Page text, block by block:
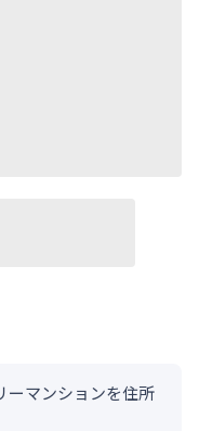
ーマンションを住所